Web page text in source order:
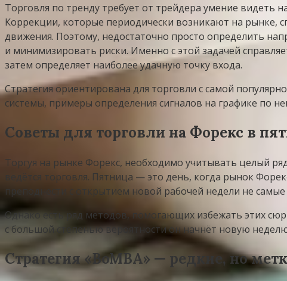
Торговля по тренду требует от трейдера умение видеть
Коррекции, которые периодически возникают на рынке,
движения. Поэтому, недостаточно просто определить
и минимизировать риски. Именно с этой задачей
затем определяет наиболее удачную точку входа.
Стратегия ориентирована для торговли с самой
системы, примеры определения сигналов на графике по
Советы для торговли на Форекс в
Торгуя на рынке Форекс, необходимо учитывать целый
ведётся торговля. Пятница — это день, когда рынок
преподнести с открытием новой рабочей недели не
Однако есть ряд методов, помогающих избежать этих
с большой степенью вероятности он начнёт новую
Стратегия «BoMBA» — редкие, но